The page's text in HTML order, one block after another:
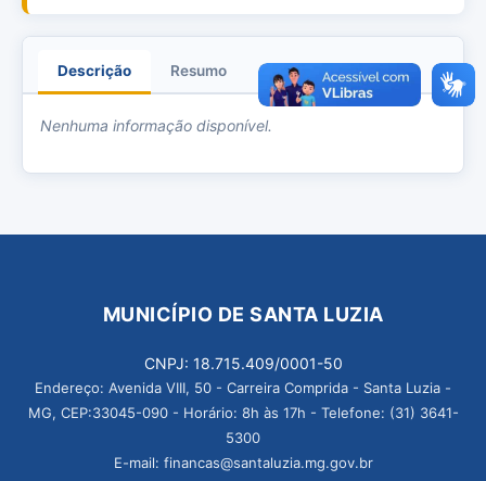
Descrição Resumo Anexos
Nenhuma informação disponível.
MUNICÍPIO DE SANTA LUZIA
CNPJ: 18.715.409/0001-50
Endereço: Avenida VIII, 50 - Carreira Comprida - Santa Luzia -
MG, CEP:33045-090 - Horário: 8h às 17h - Telefone: (31) 3641-
5300
E-mail: financas@santaluzia.mg.gov.br